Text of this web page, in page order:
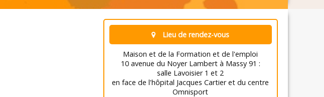
Lieu de rendez-vous
Maison et de la Formation et de l'emploi
10 avenue du Noyer Lambert à Massy 91 :
salle Lavoisier 1 et 2
en face de l'hôpital Jacques Cartier et du centre
Omnisport